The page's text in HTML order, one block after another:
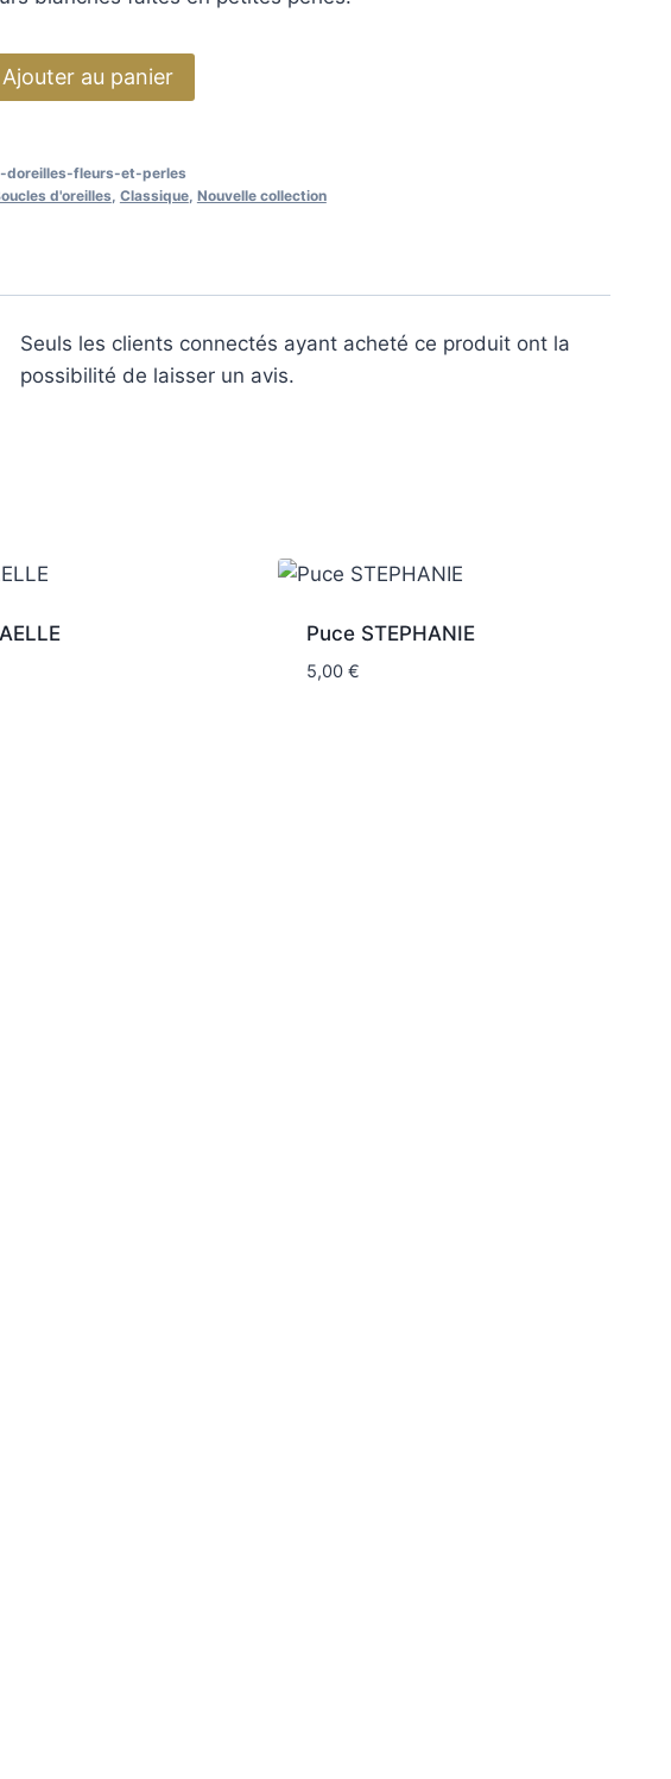
Ajouter au panier
doreilles-fleurs-et-perles
d'oreilles Classique, Nouvelle collection
Seuls les clients connectés ayant acheté ce produit ont la
possibilité de laisser un avis.
Puce STEPHANIE
5,00 €